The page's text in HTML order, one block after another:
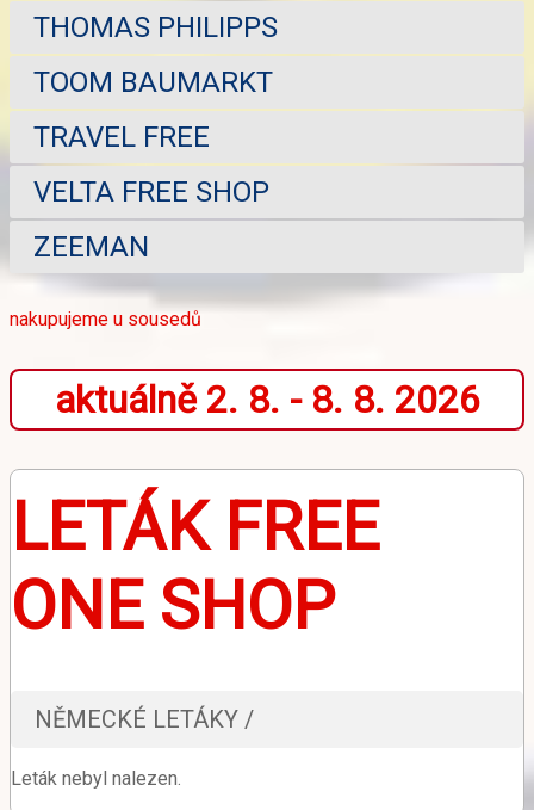
THOMAS PHILIPPS
TOOM BAUMARKT
TRAVEL FREE
VELTA FREE SHOP
ZEEMAN
nakupujeme u sousedů
aktuálně 2. 8. - 8. 8. 2026
LETÁK FREE
ONE SHOP
NĚMECKÉ LETÁKY /
Leták nebyl nalezen.